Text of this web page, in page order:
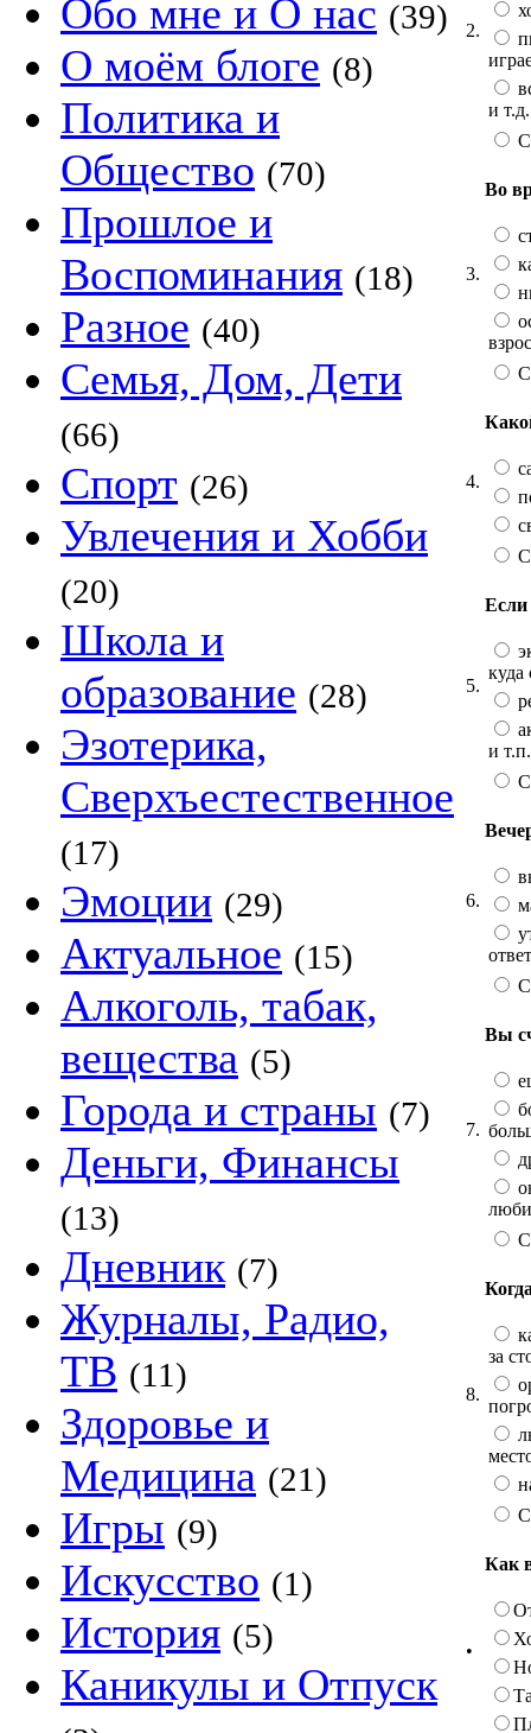
Обо мне и О нас (39)
О моём блоге (8)
Политика и
Общество (70)
Прошлое и
Воспоминания (18)
Разное (40)
Семья, Дом, Дети
(66)
Спорт (26)
Увлечения и Хобби
(20)
Школа и
образование (28)
Эзотерика,
Сверхъестественное
(17)
Эмоции (29)
Актуальное (15)
Алкоголь, табак,
вещества (5)
Города и страны (7)
Деньги, Финансы
(13)
Дневник (7)
Журналы, Радио,
ТВ (11)
Здоровье и
Медицина (21)
Игры (9)
Искусство (1)
История (5)
Каникулы и Отпуск
2.
и т.д.
3.
Во
4.
5.
Если
куда
и т.п.
6.
7.
Вы
8.
за
•
Как